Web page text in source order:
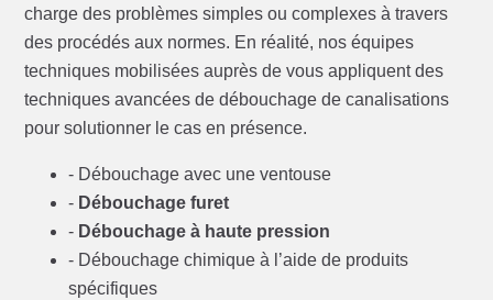
charge des problèmes simples ou complexes à travers
des procédés aux normes. En réalité, nos équipes
techniques mobilisées auprès de vous appliquent des
techniques avancées de débouchage de canalisations
pour solutionner le cas en présence.
- Débouchage avec une ventouse
- Débouchage furet
- Débouchage à haute pression
- Débouchage chimique à l’aide de produits
spécifiques